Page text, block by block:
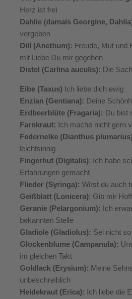
Herz ist frei
Dahlie (damals Georgine,
vergeben
Dill (Anethum): Freude, Mut und
mit Liebe Du mir gegeben
Distel (Carlina auculis): Die
Eibe (Taxus) Ich liebe dich ewig
Enzian (Gentiana): Deine
Erdbeerblüte (Fragaria): Du bist
Farnkraut: Ich mache nicht gern
Federnelke (Dianthus
leichtsinnig
Fingerhut (Digitalis): Ich habe
Erfahrungen gemacht
Flieder (Syringa): Wirst du auch
Geißblatt (Lonicera): Gib mir
Geranie (Pelargonium): Ich
bekannten Stelle
Gladiole (Gladiolus): Sei nicht
Glockenblume (Campanula):
im gleichen Takt
Goldlack (Erysium): Meine
unbeschreiblich
Heidekraut (Erica): Ich liebe die